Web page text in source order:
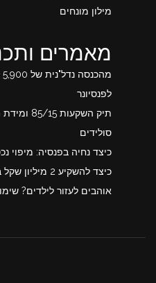
מילון מונחים
מאמרים
לפנסיונר
תיק
סולידים
כיצד נחיה בפנסיה: מיפוי
כיצד להשקיע 2 מיליון שקל באופן סולידי
אוהבים לעזור לילדים?